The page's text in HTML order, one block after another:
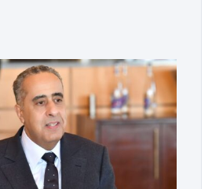
ذاتها، وذلك لتنوير الرأي العام
الدقيقة.واوضحت إدارة المؤسسة
يستفيد منذ إيداعه من تتبع طبي